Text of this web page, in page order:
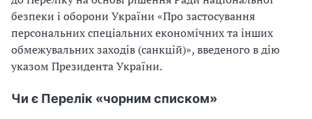
безпеки і оборони України «Про застосування
персональних спеціальних економічних та інших
обмежувальних заходів (санкцій)», введеного в дію
указом Президента України.
Чи є Перелік «чорним списком»